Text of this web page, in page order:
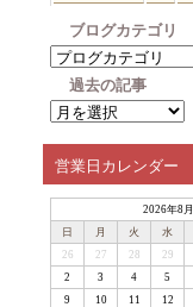
ブログカテゴリ
過去の記事
営業日カレンダー
2026年8月
日
月 火 水
26
27 28 29
2
3 4 5
9
10 11 12